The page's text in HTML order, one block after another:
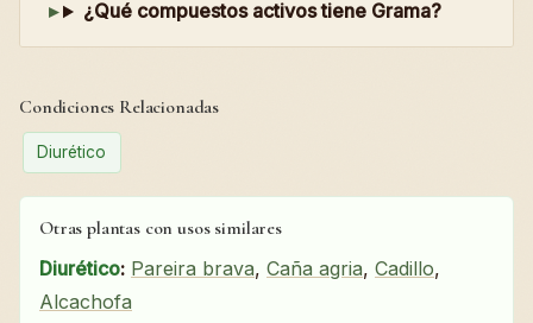
¿Qué compuestos activos tiene Grama?
Condiciones Relacionadas
Diurético
Otras plantas con usos similares
Diurético: Pareira brava, Caña agria, Cadillo,
Alcachofa